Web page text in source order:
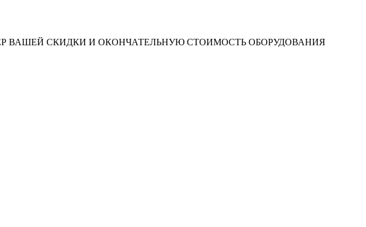
ВАШЕЙ СКИДКИ И ОКОНЧАТЕЛЬНУЮ СТОИМОСТЬ ОБОРУДОВАНИЯ